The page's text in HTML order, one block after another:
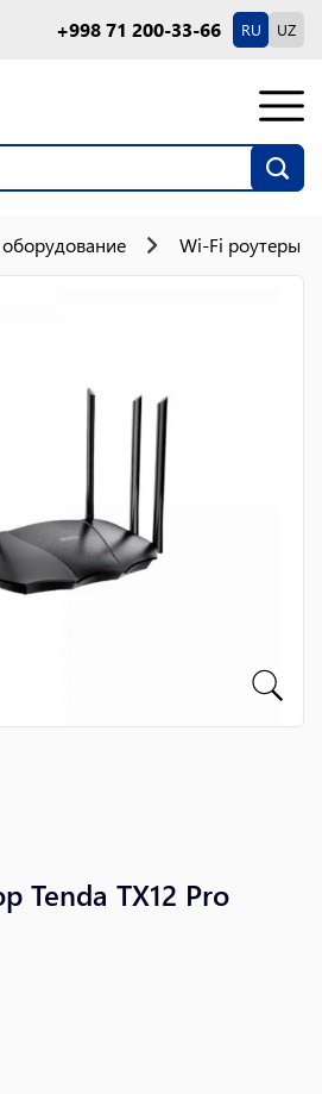
+998 71 200-33-66 RU UZ
Wi-Fi роутеры
Tenda TX12 Pro